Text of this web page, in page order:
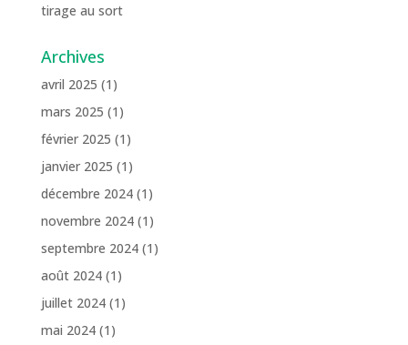
tirage au sort
Archives
avril 2025 (1)
mars 2025 (1)
février 2025 (1)
janvier 2025 (1)
décembre 2024(1)
novembre 2024(1)
septembre 2024(1)
août 2024(1)
juillet 2024(1)
mai 2024(1)